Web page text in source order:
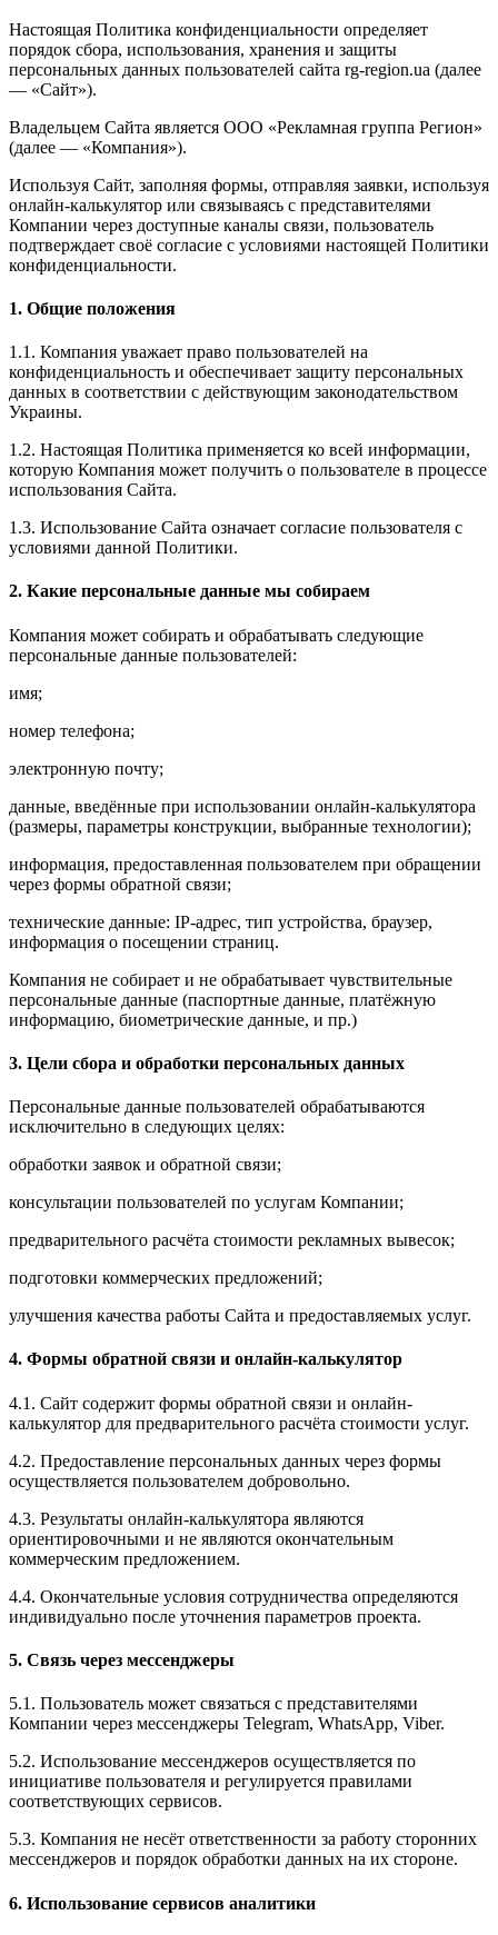
Настоящая Политика конфиденциальности определяет
порядок сбора, использования, хранения и защиты
персональных данных пользователей сайта rg-region.ua (далее
— «Сайт»).
Владельцем Сайта является ООО «Рекламная группа Регион»
(далее — «Компания»).
Используя Сайт, заполняя формы, отправляя заявки, используя
онлайн-калькулятор или связываясь с представителями
Компании через доступные каналы связи, пользователь
подтверждает своё согласие с условиями настоящей Политики
конфиденциальности.
1. Общие положения
1.1. Компания уважает право пользователей на
конфиденциальность и обеспечивает защиту персональных
данных в соответствии с действующим законодательством
Украины.
1.2. Настоящая Политика применяется ко всей информации,
которую Компания может получить о пользователе в процессе
использования Сайта.
1.3. Использование Сайта означает согласие пользователя с
условиями данной Политики.
2. Какие персональные данные мы собираем
Компания может собирать и обрабатывать следующие
персональные данные пользователей:
имя;
номер телефона;
электронную почту;
данные, введённые при использовании онлайн-калькулятора
(размеры, параметры конструкции, выбранные технологии);
информация, предоставленная пользователем при обращении
через формы обратной связи;
технические данные: IP-адрес, тип устройства, браузер,
информация о посещении страниц.
Компания не собирает и не обрабатывает чувствительные
персональные данные (паспортные данные, платёжную
информацию, биометрические данные, и пр.)
3. Цели сбора и обработки персональных данных
Персональные данные пользователей обрабатываются
исключительно в следующих целях:
обработки заявок и обратной связи;
консультации пользователей по услугам Компании;
предварительного расчёта стоимости рекламных вывесок;
подготовки коммерческих предложений;
улучшения качества работы Сайта и предоставляемых услуг.
4. Формы обратной связи и онлайн-калькулятор
4.1. Сайт содержит формы обратной связи и онлайн-
калькулятор для предварительного расчёта стоимости услуг.
4.2. Предоставление персональных данных через формы
осуществляется пользователем добровольно.
4.3. Результаты онлайн-калькулятора являются
ориентировочными и не являются окончательным
коммерческим предложением.
4.4. Окончательные условия сотрудничества определяются
индивидуально после уточнения параметров проекта.
5. Связь через мессенджеры
5.1. Пользователь может связаться с представителями
Компании через мессенджеры Telegram, WhatsApp, Viber.
5.2. Использование мессенджеров осуществляется по
инициативе пользователя и регулируется правилами
соответствующих сервисов.
5.3. Компания не несёт ответственности за работу сторонних
мессенджеров и порядок обработки данных на их стороне.
6. Использование сервисов аналитики